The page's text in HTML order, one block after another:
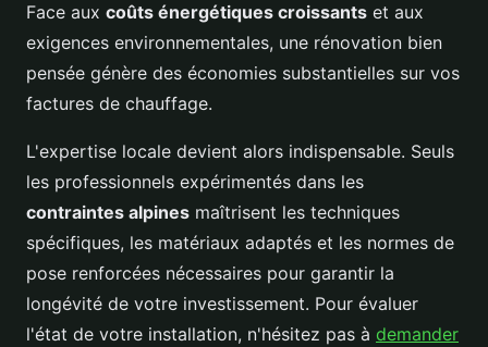
Face aux coûts énergétiques croissants et aux
exigences environnementales, une rénovation bien
pensée génère des économies substantielles sur vos
factures de chauffage.
L'expertise locale devient alors indispensable. Seuls
les professionnels expérimentés dans les
contraintes alpines maîtrisent les techniques
spécifiques, les matériaux adaptés et les normes de
pose renforcées nécessaires pour garantir la
longévité de votre investissement. Pour évaluer
l'état de votre installation, n'hésitez pas à demander